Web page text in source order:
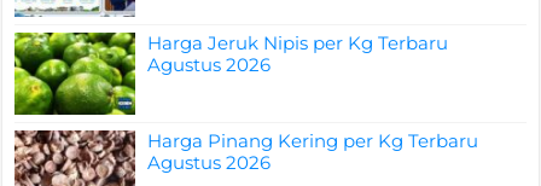
Harga Jeruk Nipis per Kg Terbaru
Agustus 2026
Harga Pinang Kering per Kg Terbaru
Agustus 2026